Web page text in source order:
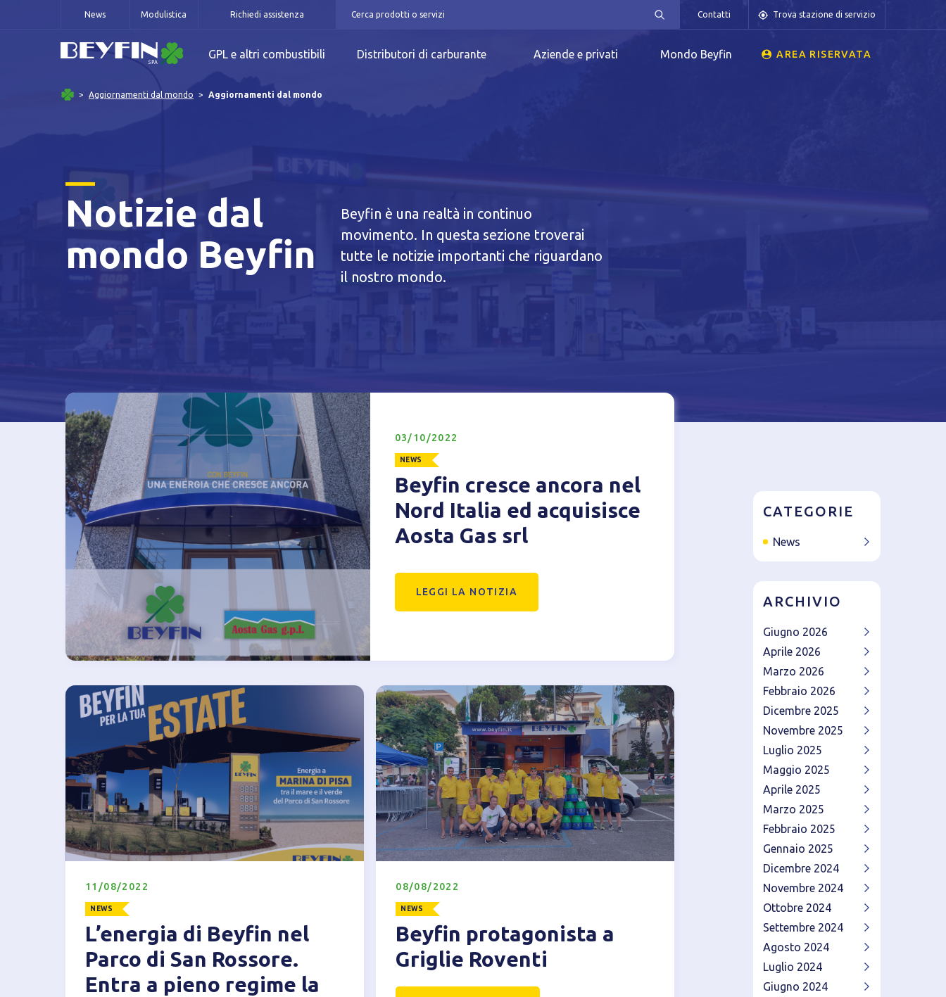
News Modulistica Richiedi assistenza Contatti Trova stazione di servizio
GPL e altri combustibili Distributori di carburante Aziende e privati Mondo Beyfin AREA RISERVATA
Aggiornamenti dal mondo Aggiornamenti dal mondo
Notizie dal
mondo Beyfin
Beyfin è una realtà in continuo
movimento. In questa sezione troverai
tutte le notizie importanti che riguardano
il nostro mondo.
03/10/2022
NEWS
Beyfin cresce ancora nel
Nord Italia ed acquisisce
Aosta Gas srl
LEGGI LA NOTIZIA
11/08/2022
NEWS
L’energia di Beyfin nel
Parco di San Rossore.
Entra a pieno regime la
08/08/2022
NEWS
Beyfin protagonista a
Griglie Roventi
CATEGORIE
News
ARCHIVIO
Giugno 2026
Aprile 2026
Marzo 2026
Febbraio 2026
Dicembre 2025
Novembre 2025
Luglio 2025
Maggio 2025
Aprile 2025
Marzo 2025
Febbraio 2025
Gennaio 2025
Dicembre 2024
Novembre 2024
Ottobre 2024
Settembre 2024
Agosto 2024
Luglio 2024
Giugno 2024
Informativa breve Cookie
Accetto l'utilizzo di cookie tecnici (obbligatori per proseguire la navigazione del
sito)
Analitici
Accetto l'utilizzo di cookie analitici di terze parti